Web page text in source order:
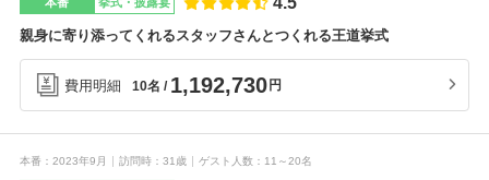
親身に寄り添ってくれるスタッフさんとつくれる王道挙式
費用明細 10名 1,192,730 円
本番 2023年9月 訪問時 31歳 ゲスト人数 11～20名